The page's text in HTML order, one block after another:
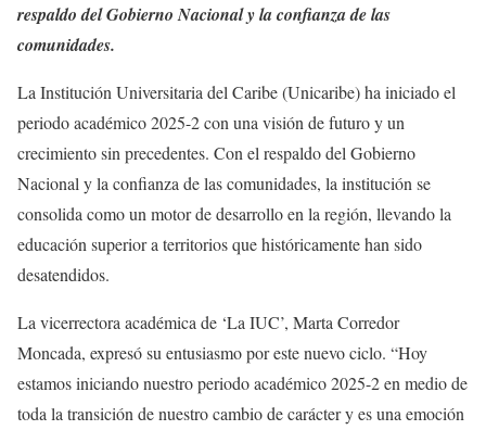
respaldo del Gobierno Nacional y la confianza de las
comunidades.
La Institución Universitaria del Caribe (Unicaribe) ha iniciado el
periodo académico 2025-2 con una visión de futuro y un
crecimiento sin precedentes. Con el respaldo del Gobierno
Nacional y la confianza de las comunidades, la institución se
consolida como un motor de desarrollo en la región, llevando la
educación superior a territorios que históricamente han sido
desatendidos.
La vicerrectora académica de ‘La IUC’, Marta Corredor
Moncada, expresó su entusiasmo por este nuevo ciclo. “Hoy
estamos iniciando nuestro periodo académico 2025-2 en medio de
toda la transición de nuestro cambio de carácter y es una emoción